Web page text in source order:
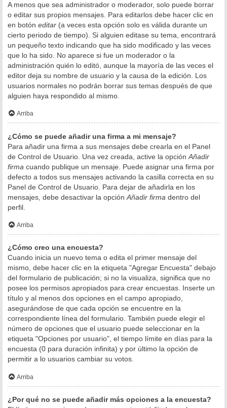
A menos que sea administrador o moderador, solo puede borrar
o editar sus propios mensajes. Para editarlos debe hacer clic en
en botón editar (a veces esta opción solo es válida durante un
cierto periodo de tiempo). Si alguien editase su tema, encontrará
un pequeño texto indicando que ha sido modificado y las veces
que lo ha sido. No aparece si fue un moderador o la
administración quién lo editó, aunque la mayoría de las veces el
editor deja su nombre de usuario y la causa de la edición. Los
usuarios normales no podrán borrar sus temas después de que
alguien haya respondido al mismo.
Arriba
¿Cómo se puede añadir una firma a mi mensaje?
Para añadir una firma a sus mensajes debe crearla en el Panel
de Control de Usuario. Una vez creada, active la opción Añadir
firma cuando publique un mensaje. Puede asignar una firma por
defecto a todos sus mensajes activando la casilla correcta en su
Panel de Control de Usuario. Para dejar de añadirla en los
mensajes, debe desactivar la opción Añadir firma dentro del
perfil.
Arriba
¿Cómo creo una encuesta?
Cuando inicia un nuevo tema o edita el primer mensaje del
mismo, debe hacer clic en la etiqueta "Agregar Encuesta" debajo
del formulario de publicación; si no la visualiza, significa que no
posee los permisos apropiados para crear encuestas. Inserte un
título y al menos dos opciones en el campo apropiado,
asegurándose de que cada opción se encuentre en la
correspondiente línea del formulario. También puede elegir el
número de opciones que el usuario puede seleccionar en la
etiqueta "Opciones por usuario", el tiempo límite en días para la
encuesta (0 para duración infinita) y por último la opción de
permitir a lo usuarios cambiar su votos.
Arriba
¿Por qué no se puede añadir más opciones a la encuesta?